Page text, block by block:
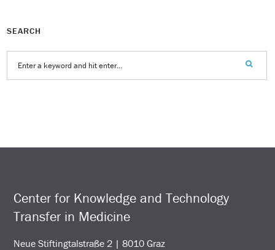
SEARCH
Center for Knowledge and Technology
Transfer in Medicine
Neue Stiftingtalstraße 2 | 8010 Graz